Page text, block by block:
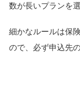
数が長いプランを
細かなルールは保
ので、必ず申込先